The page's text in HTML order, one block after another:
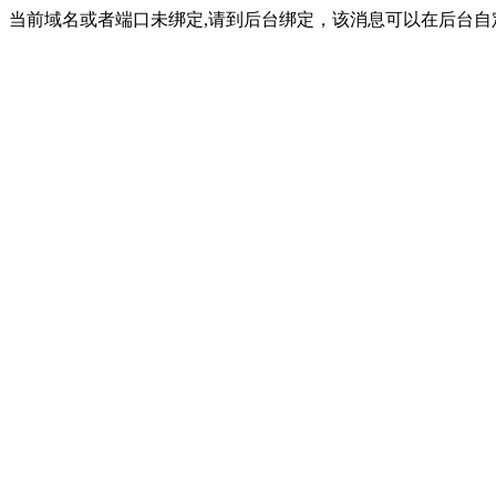
当前域名或者端口未绑定,请到后台绑定，该消息可以在后台自